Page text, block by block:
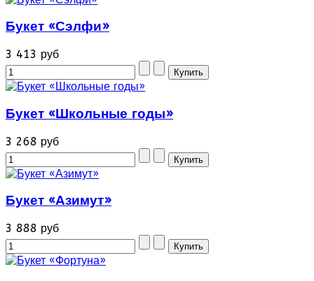
Букет «Сэлфи»
3 413 руб
Букет «Школьные годы»
3 268 руб
Букет «Азимут»
3 888 руб